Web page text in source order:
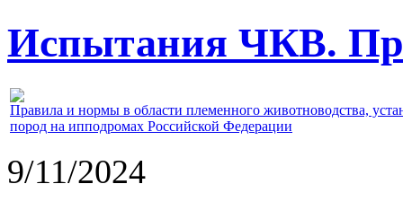
Испытания ЧКВ.
Правила и нормы в области племенного животноводства,
пород на ипподромах Российской Федерации
9/11/2024